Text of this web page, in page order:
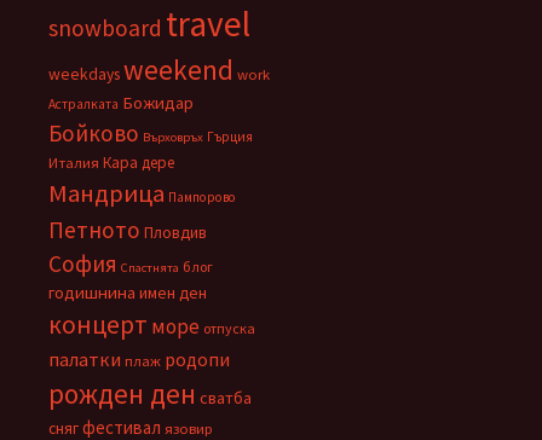
snowboard travel
weekdaysweekend work
Астралката Божидар
Бойково Върховръх Гърция
Италия Кара дере
Мандрица Пампорово
Петното Пловдив
София Спастнята блог
годишнина имен ден
концерт море отпуска
палатки плаж родопи
рожден ден сватба
снягфестивал язовир